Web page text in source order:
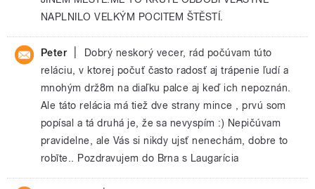
NAPLNILO VELKÝM POCITEM ŠTĚSTÍ.
Peter
Dobrý neskorý vecer, rád počúvam túto
reláciu, v ktorej počuť často radosť aj trápenie ľudí a
mnohým drž8m na diaľku palce aj keď ich nepoznán.
Ale táto relácia má tiež dve strany mince , prvú som
popísal a tá druhá je, že sa nevyspím :) Nepičúvam
pravidelne, ale Vás si nikdy ujsť nenechám, dobre to
robīte.. Pozdravujem do Brna s Laugarícia